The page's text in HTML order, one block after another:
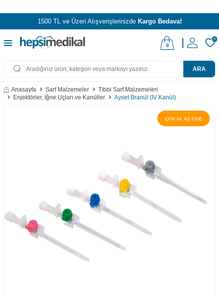
1500 TL ve Üzeri Alışverişlerinizde Kargo Bedava!
ARA
0
0
Anasayfa Sarf Malzemeler
Tıbbi Sarf Malzemeleri
Enjektörler, İğne Uçları ve Kanüller
Ayset Branül (IV Kanül)
ÇOK AL AZ ÖDE